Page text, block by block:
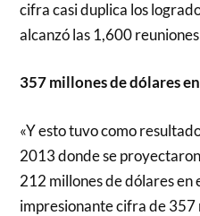
cifra casi duplica los
alcanzó las 1,600
357 millones de dólares
«Y esto tuvo como
2013 donde se
212 millones de dólares en
impresionante cifra de 357